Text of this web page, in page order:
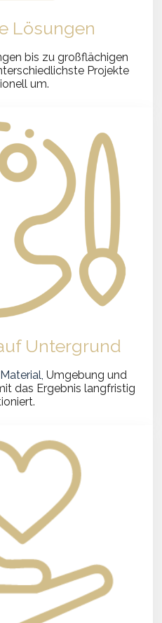
Lösungen
bis zu großflächigen
Projekte
um.
Untergrund
Material, Umgebung und
das Ergebnis langfristig